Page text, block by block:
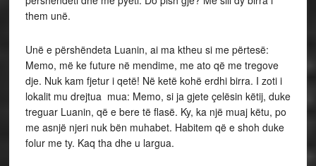
them unë.
Unë e përshëndeta Luanin, ai ma ktheu si me përtesë:
Memo, më ke future në mendime, me ato që me tregove
dje. Nuk kam fjetur i qetë! Në ketë kohë erdhi birra. I zoti i
lokalit mu drejtua mua: Memo, si ja gjete çelësin këtij, duke
treguar Luanin, që e bere të flasë. Ky, ka një muaj këtu, po
me asnjë njeri nuk bën muhabet. Habitem që e shoh duke
folur me ty. Kaq tha dhe u largua.